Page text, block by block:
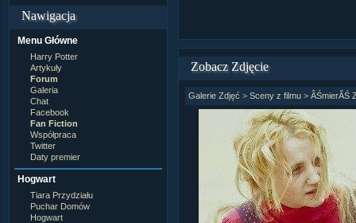
Nawigacja
Menu Główne
Harry Potter
Artykuły
Forum
Galeria
Chat
Facebook
Fan Fiction
Współpraca
Twitter
Daty premier
Hogwart
Tiara Przydziału
Puchar Domów
Hogwart
Zobacz Zdjęcie
Galerie Zdjęć > Sceny z filmu> ÂŚmierĂŚ